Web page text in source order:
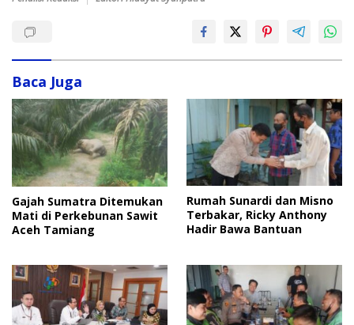
Baca Juga
Gajah Sumatra Ditemukan
Mati di Perkebunan Sawit
Aceh Tamiang
Rumah Sunardi dan Misno
Terbakar, Ricky Anthony
Hadir Bawa Bantuan